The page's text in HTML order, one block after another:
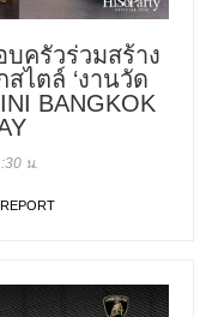
ครัวร่วมสร้าง
ไตล์ ‘งานวัด
BANGKOK
น.